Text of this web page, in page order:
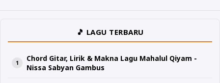
🎵 LAGU TERBARU
Chord Gitar, Lirik & Makna Lagu Mahalul Qiyam -
Nissa Sabyan Gambus